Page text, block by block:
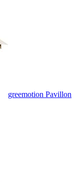
greemotion Pavillon